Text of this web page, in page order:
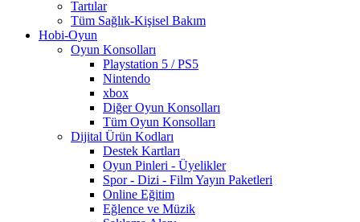
Tartılar
Tüm Sağlık-Kişisel Bakım
Hobi-Oyun
Oyun Konsolları
Playstation 5 / PS5
Nintendo
xbox
Diğer Oyun Konsolları
Tüm Oyun Konsolları
Dijital Ürün Kodları
Destek Kartları
Oyun Pinleri - Üyelikler
Spor - Dizi - Film Yayın Paketleri
Online Eğitim
Eğlence ve Müzik